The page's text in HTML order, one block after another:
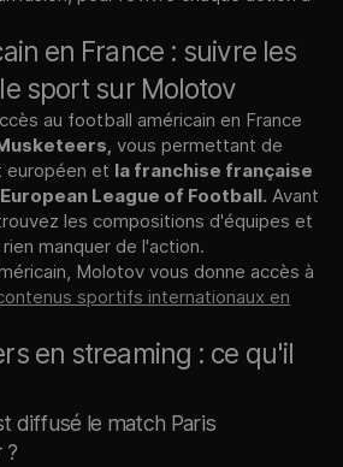
en France : suivre les
sport sur Molotov
au football américain en France
vous permettant de
européen et la franchise française
League of Football. Avant
les compositions d'équipes et
manquer de l'action.
Molotov vous donne accès à
sportifs internationaux en
en streaming : ce qu'il
diffusé le match Paris
?